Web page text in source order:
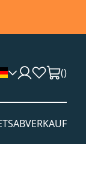
()
ABVERKAUF